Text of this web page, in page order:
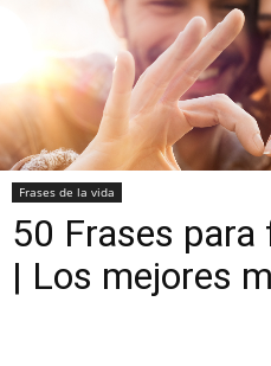
Frases de la vida
50 Frases
| Los mejores